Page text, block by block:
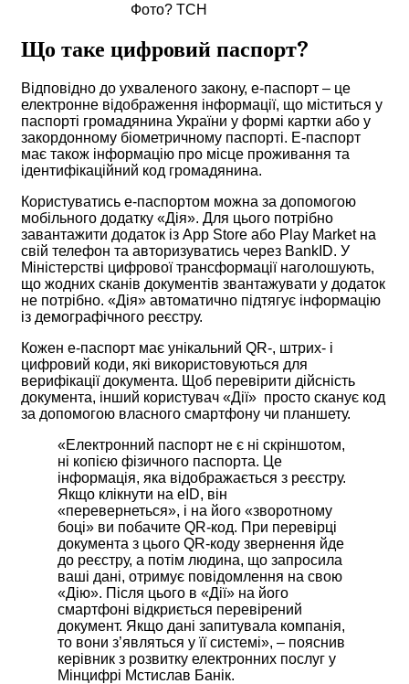
Фото? ТСН
Що таке цифровий паспорт?
Відповідно до ухваленого закону, е-паспорт – це
електронне відображення інформації, що міститься у
паспорті громадянина України у формі картки або у
закордонному біометричному паспорті. Е-паспорт
має також інформацію про місце проживання та
ідентифікаційний код громадянина.
Користуватись е-паспортом можна за допомогою
мобільного додатку «Дія». Для цього потрібно
завантажити додаток із App Store або Play Market на
свій телефон та авторизуватись через BankID. У
Міністерстві цифрової трансформації наголошують,
що жодних сканів документів звантажувати у додаток
не потрібно. «Дія» автоматично підтягує інформацію
із демографічного реєстру.
Кожен е-паспорт має унікальний QR-, штрих- і
цифровий коди, які використовуються для
верифікації документа. Щоб перевірити дійсність
документа, інший користувач «Дії» просто сканує код
за допомогою власного смартфону чи планшету.
«Електронний паспорт не є ні скріншотом,
ні копією фізичного паспорта. Це
інформація, яка відображається з реєстру.
Якщо клікнути на eID, він
«перевернеться», і на його «зворотному
боці» ви побачите QR-код. При перевірці
документа з цього QR-коду звернення йде
до реєстру, а потім людина, що запросила
ваші дані, отримує повідомлення на свою
«Дію». Після цього в «Дії» на його
смартфоні відкриється перевірений
документ. Якщо дані запитувала компанія,
то вони з’являться у її системі», – пояснив
керівник з розвитку електронних послуг у
Мінцифрі Мстислав Банік.